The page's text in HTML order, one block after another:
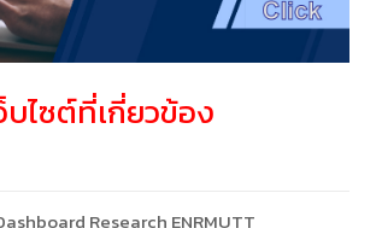
บไซต์ที่เกี่ยวข้อง
Research ENRMUTT